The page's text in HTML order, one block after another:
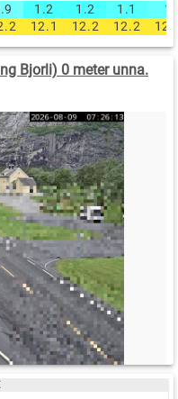
1.2 1.2 1.1
1
12.1 12.2 12.2
Bjorli) 0 meter unna.